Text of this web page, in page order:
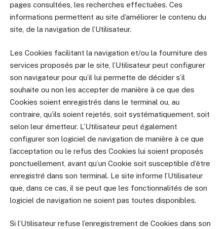
pages consultées, les recherches effectuées. Ces
informations permettent au site d’améliorer le contenu du
site, de la navigation de l’Utilisateur.
Les Cookies facilitant la navigation et/ou la fourniture des
services proposés par le site, l’Utilisateur peut configurer
son navigateur pour qu’il lui permette de décider s’il
souhaite ou non les accepter de manière à ce que des
Cookies soient enregistrés dans le terminal ou, au
contraire, qu’ils soient rejetés, soit systématiquement, soit
selon leur émetteur. L’Utilisateur peut également
configurer son logiciel de navigation de manière à ce que
l’acceptation ou le refus des Cookies lui soient proposés
ponctuellement, avant qu’un Cookie soit susceptible d’être
enregistré dans son terminal. Le site informe l’Utilisateur
que, dans ce cas, il se peut que les fonctionnalités de son
logiciel de navigation ne soient pas toutes disponibles.
Si l’Utilisateur refuse l’enregistrement de Cookies dans son